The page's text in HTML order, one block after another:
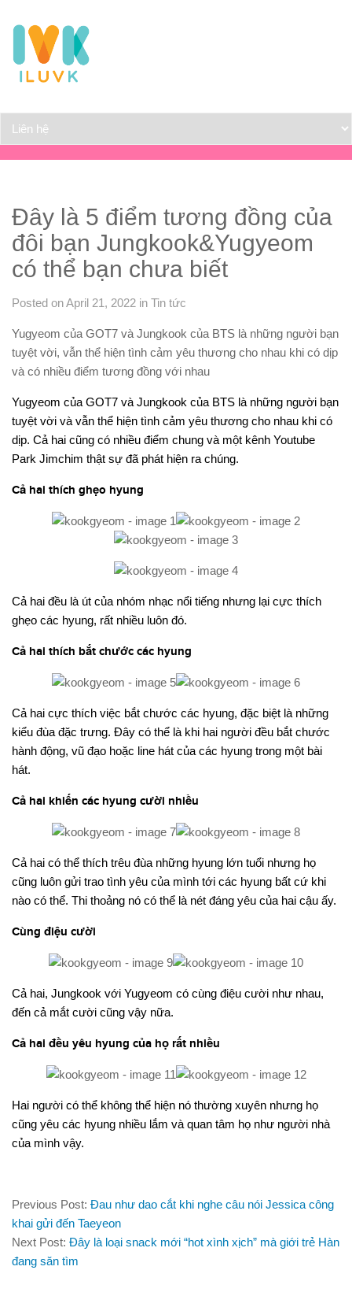
Đây là 5 điểm tương đồng của
đôi bạn Jungkook&Yugyeom
có thể bạn chưa biết
Posted on April 21, 2022 in Tin tức
Yugyeom của GOT7 và Jungkook của BTS là những người bạn
tuyệt vời, vẫn thể hiện tình cảm yêu thương cho nhau khi có dịp
và có nhiều điểm tương đồng với nhau
Yugyeom của GOT7 và Jungkook của BTS là những người bạn
tuyệt vời và vẫn thể hiện tình cảm yêu thương cho nhau khi có
dịp. Cả hai cũng có nhiều điểm chung và một kênh Youtube
Park Jimchim thật sự đã phát hiện ra chúng.
Cả hai thích ghẹo hyung
Cả hai đều là út của nhóm nhạc nổi tiếng nhưng lại cực thích
ghẹo các hyung, rất nhiều luôn đó.
Cả hai thích bắt chước các hyung
Cả hai cực thích việc bắt chước các hyung, đặc biệt là những
kiểu đùa đặc trưng. Đây có thể là khi hai người đều bắt chước
hành động, vũ đạo hoặc line hát của các hyung trong một bài
hát.
Cả hai khiến các hyung cười nhiều
Cả hai có thể thích trêu đùa những hyung lớn tuổi nhưng họ
cũng luôn gửi trao tình yêu của mình tới các hyung bất cứ khi
nào có thể. Thi thoảng nó có thể là nét đáng yêu của hai cậu ấy.
Cùng điệu cười
Cả hai, Jungkook với Yugyeom có cùng điệu cười như nhau,
đến cả mắt cười cũng vậy nữa.
Cả hai đều yêu hyung của họ rất nhiều
Hai người có thể không thể hiện nó thường xuyên nhưng họ
cũng yêu các hyung nhiều lắm và quan tâm họ như người nhà
của mình vậy.
Previous Post: Đau như dao cắt khi nghe câu nói Jessica công
khai gửi đến Taeyeon
Next Post: Đây là loại snack mới “hot xình xịch” mà giới trẻ Hàn
đang săn tìm